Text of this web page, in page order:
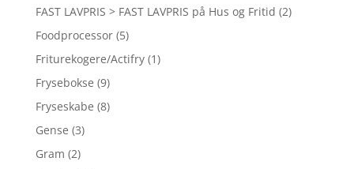
FAST LAVPRIS > FAST LAVPRIS på Hus og Fritid (2)
Foodprocessor (5)
Friturekogere/Actifry (1)
Frysebokse (9)
Fryseskabe (8)
Gense (3)
Gram (2)